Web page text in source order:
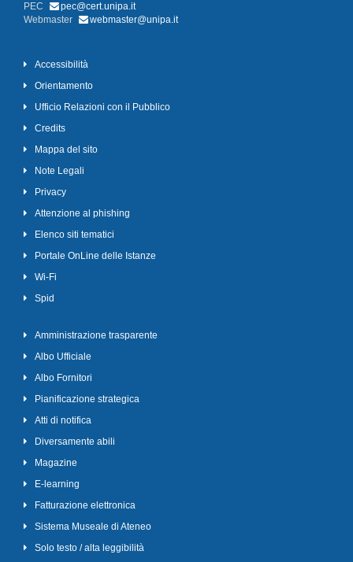
PEC
pec@cert.unipa.it
Webmaster
webmaster@unipa.it
Accessibilità
Orientamento
Ufficio Relazioni con il Pubblico
Credits
Mappa del sito
Note Legali
Privacy
Attenzione al phishing
Elenco siti tematici
Portale OnLine delle Istanze
Wi-Fi
Spid
Amministrazione trasparente
Albo Ufficiale
Albo Fornitori
Pianificazione strategica
Atti di notifica
Diversamente abili
Magazine
E-learning
Fatturazione elettronica
Sistema Museale di Ateneo
Solo testo / alta leggibilità